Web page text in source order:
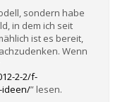
sondern habe
in dem ich seit
ist es bereit,
Wenn
2-2/f-
ideen/” lesen.